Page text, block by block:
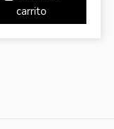
carrito